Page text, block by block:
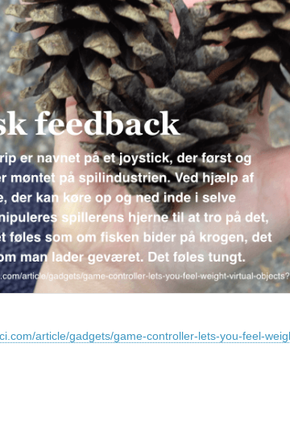
article/gadgets/game-controller-lets-you-feel-